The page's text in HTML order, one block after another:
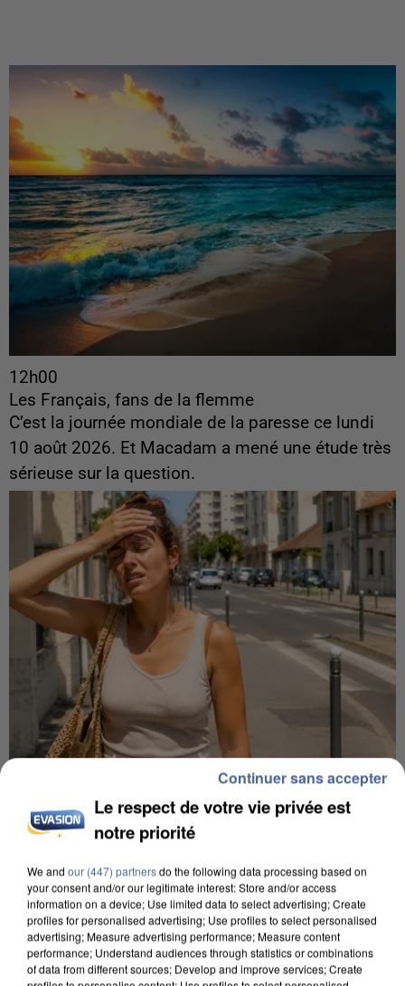
12h00
Les Français, fans de la flemme
C’est la journée mondiale de la paresse ce lundi
10 août 2026. Et Macadam a mené une étude très
sérieuse sur la question.
Une nouvelle canicule va faire chauffer la France
cette semaine
22 départements sont placés en vigilance orange
dès ce lundi 10 août 2026.
Le respect de votre vie privée est
notre priorité
We and our (447) partnersdo the following data processing based on
your consent and/or our legitimate interest: Store and/or access
information on a device; Use limited data to select advertising; Create
profiles for personalised advertising; Use profiles to select personalised
advertising; Measure advertising performance; Measure content
performance; Understand audiences through statistics or combinations
of data from different sources; Develop and improve services; Create
Continuer sans accepter